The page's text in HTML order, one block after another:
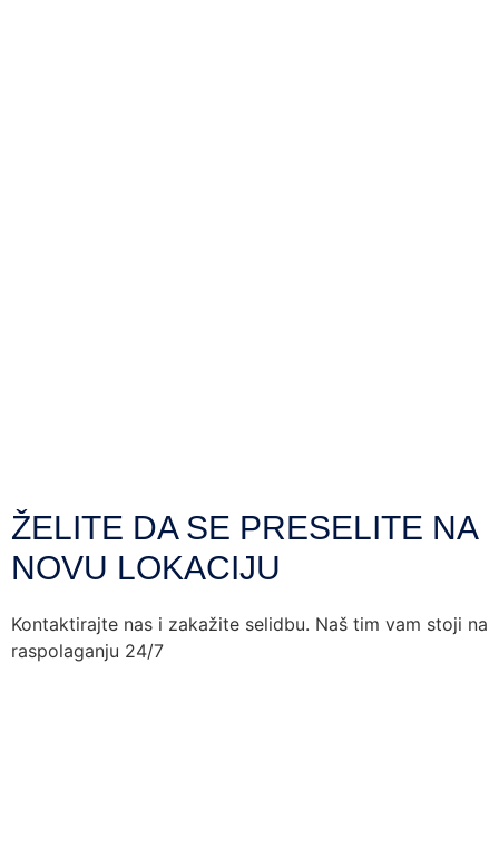
ŽELITE DA SE PRESELITE NA
NOVU LOKACIJU
Kontaktirajte nas i zakažite selidbu. Naš tim vam stoji na
raspolaganju 24/7